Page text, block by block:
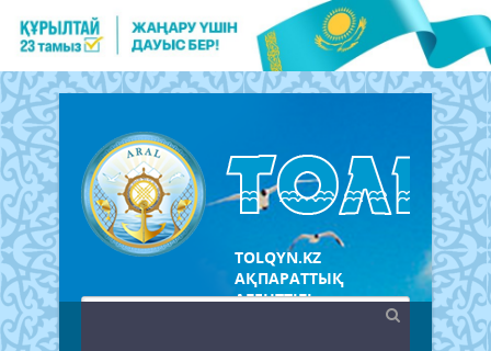
TOLQYN.KZ
АҚПАРАТТЫҚ
АГЕНТТІГІ